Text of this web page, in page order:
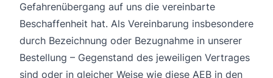
Gefahrenübergang auf uns die vereinbarte
Beschaffenheit hat. Als Vereinbarung insbesondere
durch Bezeichnung oder Bezugnahme in unserer
Bestellung – Gegenstand des jeweiligen Vertrages
sind oder in gleicher Weise wie diese AEB in den